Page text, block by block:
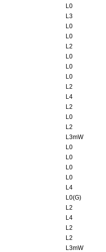
L0
L3
L0
L0
L2
L0
L0
L0
L2
L4
L2
L0
L2
L3mW
L0
L0
L0
L0
L4
L0(G)
L2
L4
L2
L2
L3mW